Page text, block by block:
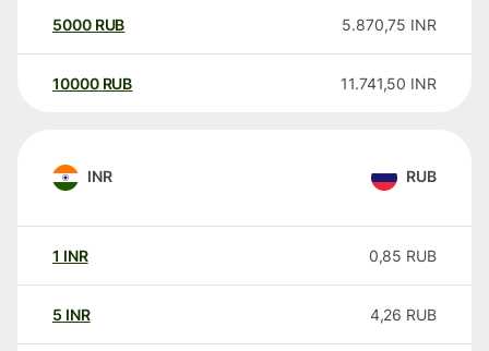
5000 RUB 5.870,75 INR
10000 RUB 11.741,50 INR
INR RUB
1 INR 0,85 RUB
5 INR 4,26 RUB